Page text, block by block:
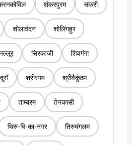
शंकरपुरम संकरी
शोलावंदन शोलिंगहुर
सिरकाजी शिवगंगा
श्रीरंगम श्रीवैकुंठम
ताम्बरम तेनकासी
थिरु-वि-का-नगर तिरुमंगलम